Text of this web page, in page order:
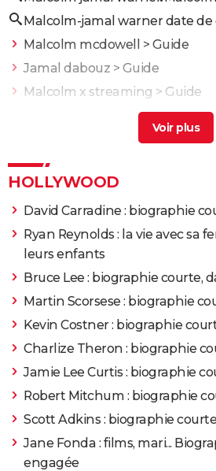
Malcolm-jamal warner date de
Malcolm mcdowell > Guide
Jamal dabouz > Guide
Malcolm x streaming > Guide
Malcolm serie streaming> Guide
> Guide
HOLLYWOOD
David Carradine : biographie
Ryan Reynolds : la vie avec sa
leurs enfants
Bruce Lee : biographie courte,
Martin Scorsese : biographie
Kevin Costner : biographie
Charlize Theron : biographie
Jamie Lee Curtis : biographie
Robert Mitchum : biographie
Scott Adkins : biographie
Jane Fonda : films, mari...
engagée